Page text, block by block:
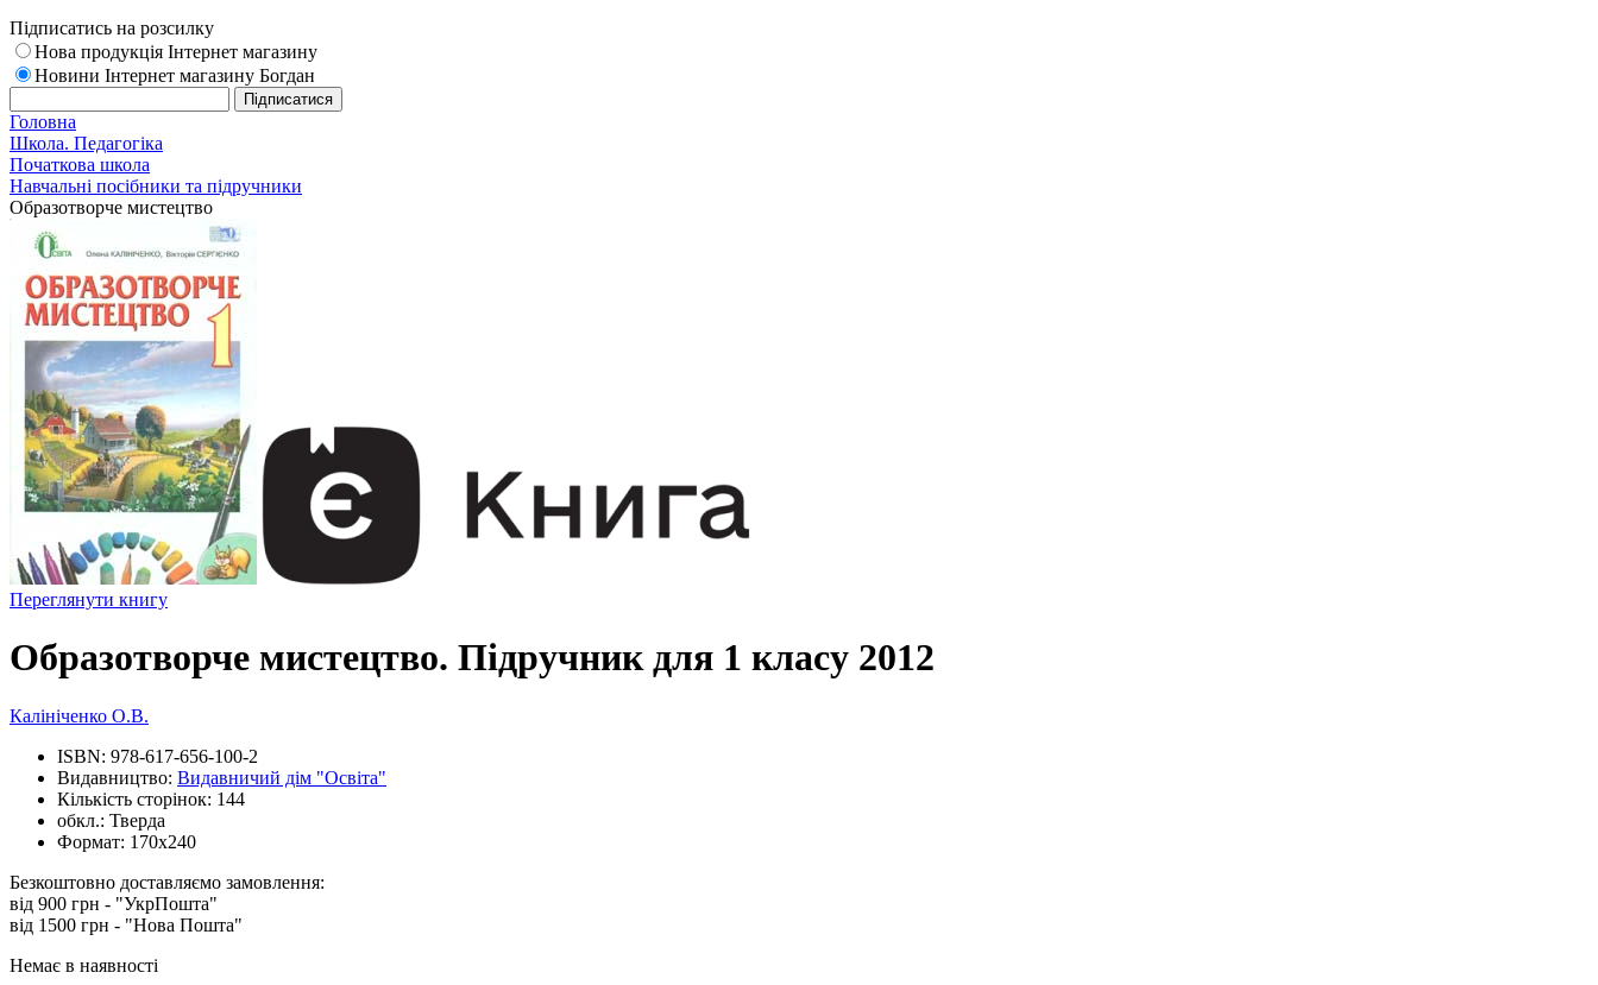
Підписатись на розсилку
Нова продукція Інтернет магазину
Новини Інтернет магазину Богдан
Головна
Школа. Педагогіка
Початкова школа
Навчальні посібники та підручники
Образотворче мистецтво
Переглянути книгу
Образотворче мистецтво. Підручник для 1 класу 2012
Калініченко О.В.
ISBN: 978-617-656-100-2
Видавництво: Видавничий дім "Освіта"
Кількість сторінок: 144
обкл.: Тверда
Формат: 170х240
Безкоштовно доставляємо замовлення:
від 900 грн - "УкрПошта"
від 1500 грн - "Нова Пошта"
Немає в наявності